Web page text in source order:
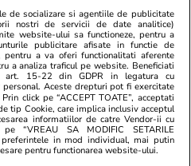
la
04 aug.
de socializare si agentiile de publicitate
nostri de servicii de date analitice)
website-ului sa functioneze, pentru a
publicitare afisate in functie de
pentru a va oferi functionalitati aferente
a analiza traficul pe website. Beneficiati
art. 15-22 din GDPR in legatura cu
personal. Aceste drepturi pot fi exercitate
Prin click pe “ACCEPT TOATE”, acceptati
tip Cookie, care implica inclusiv acceptul
informatiilor de catre Vendor-ii cu
“VREAU SA MODIFIC SETARILE
preferintele in mod individual, mai putin
pentru functionarea website-ului.